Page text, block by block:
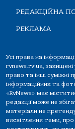
РЕДАКЦІЙНА
РЕКЛАМА
Усі права на
rvnews.rv.ua,
право та інші суміжні
інформаційних та
«RvNews» має
редакції може не
матеріали не
висвітлення теми, про